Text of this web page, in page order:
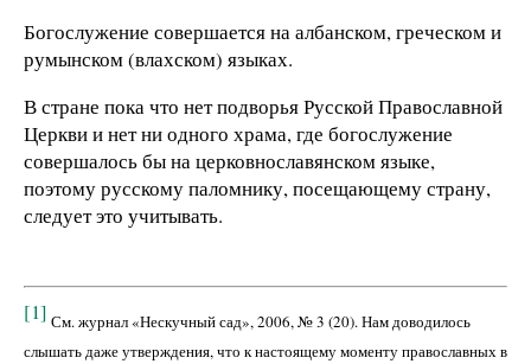
Богослужение совершается на албанском, греческом и
румынском (влахском) языках.
В стране пока что нет подворья Русской Православной
Церкви и нет ни одного храма, где богослужение
совершалось бы на церковнославянском языке,
поэтому русскому паломнику, посещающему страну,
следует это учитывать.
[1] См. журнал «Нескучный сад», 2006, № 3 (20). Нам доводилось
слышать даже утверждения, что к настоящему моменту православных в